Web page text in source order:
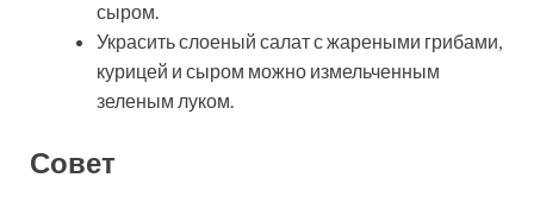
сыром.
Украсить слоеный салат с жареными грибами,
курицей и сыром можно измельченным
зеленым луком.
Совет